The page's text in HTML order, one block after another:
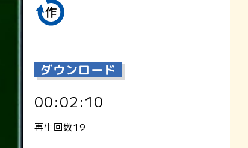
ダウンロード
00:02:10
再生回数19